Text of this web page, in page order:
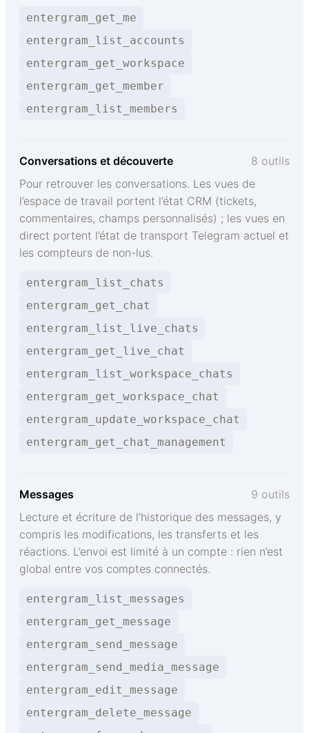
entergram_get_me
entergram_list_accounts
entergram_get_workspace
entergram_get_member
entergram_list_members
Conversations et découverte
8 outils
Pour retrouver les conversations. Les vues de
l’espace de travail portent l’état CRM (tickets,
commentaires, champs personnalisés) ; les vues en
direct portent l’état de transport Telegram actuel et
les compteurs de non-lus.
entergram_list_chats
entergram_get_chat
entergram_list_live_chats
entergram_get_live_chat
entergram_list_workspace_chats
entergram_get_workspace_chat
entergram_update_workspace_chat
entergram_get_chat_management
Messages
9 outils
Lecture et écriture de l’historique des messages, y
compris les modifications, les transferts et les
réactions. L’envoi est limité à un compte : rien n’est
global entre vos comptes connectés.
entergram_list_messages
entergram_get_message
entergram_send_message
entergram_send_media_message
entergram_edit_message
entergram_delete_message